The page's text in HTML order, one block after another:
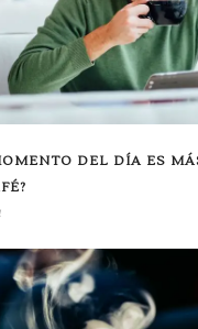
DEL DÍA ES